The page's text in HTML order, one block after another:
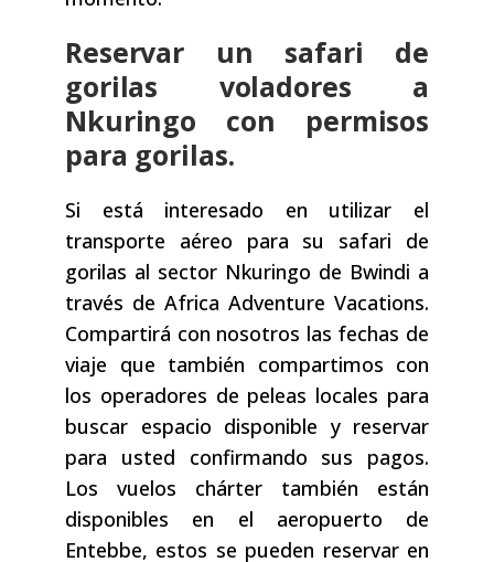
Reservar un safari de
gorilas voladores a
Nkuringo con permisos
para gorilas.
Si está interesado en utilizar el
transporte aéreo para su safari de
gorilas al sector Nkuringo de Bwindi a
través de Africa Adventure Vacations.
Compartirá con nosotros las fechas de
viaje que también compartimos con
los operadores de peleas locales para
buscar espacio disponible y reservar
para usted confirmando sus pagos.
Los vuelos chárter también están
disponibles en el aeropuerto de
Entebbe, estos se pueden reservar en